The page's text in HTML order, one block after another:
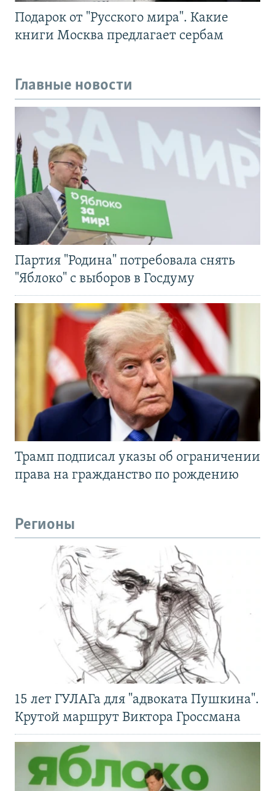
Подарок от "Русского мира". Какие
книги Москва предлагает сербам
Главные новости
Партия "Родина" потребовала снять
"Яблоко" с выборов в Госдуму
Трамп подписал указы об ограничении
права на гражданство по рождению
Регионы
15 лет ГУЛАГа для "адвоката Пушкина".
Крутой маршрут Виктора Гроссмана